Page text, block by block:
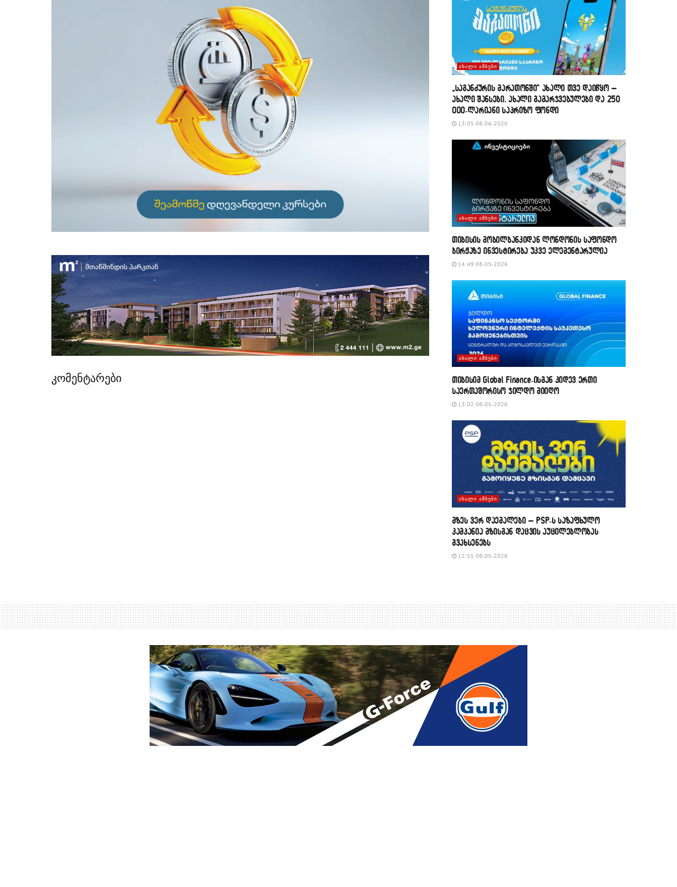
კომენტარები
ᲐᲮᲐᲚᲘ ᲐᲛᲑᲔᲑᲘ
„საგანძურის მარათონში“ ახალი თვე დაიწყო –
ახალი შანსები, ახალი გამარჯვებულები და 250
000-ლარიანი საპრიზო ფონდი
13:05 08-06-2026
ᲐᲮᲐᲚᲘ ᲐᲛᲑᲔᲑᲘ
თიბისის მობილბანკიდან ლონდონის საფონდო
ბირჟაზე ინვესტირება უკვე ელემენტარულია
14:49 08-05-2026
ᲐᲮᲐᲚᲘ ᲐᲛᲑᲔᲑᲘ
თიბისიმ Global Finance-ისგან კიდევ ერთი
საერთაშორისო ჯილდო მიიღო
13:02 08-05-2026
ᲐᲮᲐᲚᲘ ᲐᲛᲑᲔᲑᲘ
მზეს ვერ დაემალები – PSP-ს საზაფხულო
კამპანია მზისგან დაცვის აუცილებლობას
გვახსენებს
12:55 08-05-2026